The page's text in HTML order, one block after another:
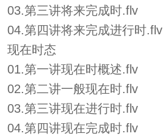
03.第三讲将来完成时.flv
04.第四讲将来完成进行时.flv
现在时态
01.第一讲现在时概述.flv
02.第二讲一般现在时.flv
03.第三讲现在进行时.flv
04.第四讲现在完成时.flv